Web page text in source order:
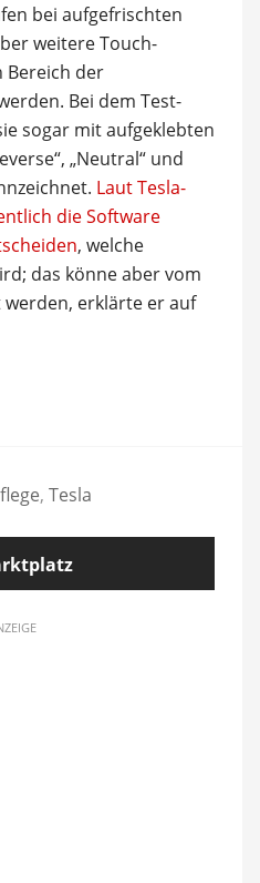
bei aufgefrischten
weitere Touch-
Bereich der
Bei dem Test-
sogar mit aufgeklebten
„Neutral“ und
Laut Tesla-
die Software
, welche
das könne aber vom
erklärte er auf
, Tesla